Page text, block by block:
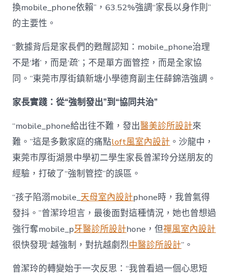
換mobile_phone依賴”，63.52%強調“家長以身作則”
的主要性。
“數據背后是家長們的甦醒認知：mobile_phone治理
不是‘堵’，而是‘疏’；不是單方面管控，而是全家協
同。”東莞市厚街鎮新塘小學德育副主任薛錦浩強調。
家長實踐：從“強制發出”到“協同共治”
“mobile_phone給出往不難，發出醫美診所設計來
難。”這是多數家庭的痛點loft風室內設計 。沙龍中，
東莞市厚街湖景中學初二學生家長曾潔玲分送朋友的
經驗，打破了“強制管控”的誤區。
“孩子陷溺mobile_天母室內設計phone時，我曾氣得
發抖。”曾潔玲坦言，最後面對這種情況，她也曾想過
強行奪mobile_p牙醫診所設計hone，但禪風室內設計
很快發現“越強制，對抗越劇烈中醫診所設計”。
曾潔玲的轉變始于一次反思：“我曾看過一個心思短